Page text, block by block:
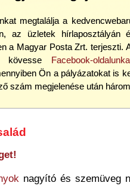
megtalálja a
az üzletek hírlaposztályán
a Magyar Posta Zrt. terjeszti.
Facebook-
Ön a pályázatokat is
szám megjelenése után
nagyító és szemüveg